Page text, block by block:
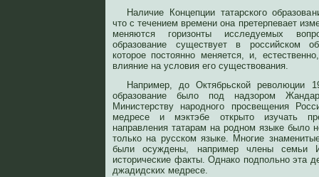
Наличие Концепции татарского
что с течением времени она претерпевает
меняются горизонты исследуемых
образование существует в российском
которое постоянно меняется, и,
влияние на условия его существования.
Например, до Октябрьской революции
образование было под надзором
Министерству народного просвещения
медресе и мэктэбе открыто изучать
направления татарам на родном языке было
только на русском языке. Многие
были осуждены, например члены семьи
исторические факты. Однако подпольно эта
джадидских медресе.